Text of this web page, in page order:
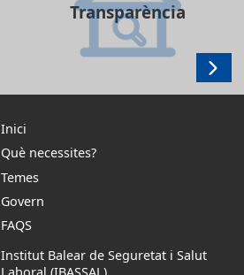
Transparència
Inici
Què necessites?
Temes
Govern
FAQS
Institut Balear de Seguretat i Salut